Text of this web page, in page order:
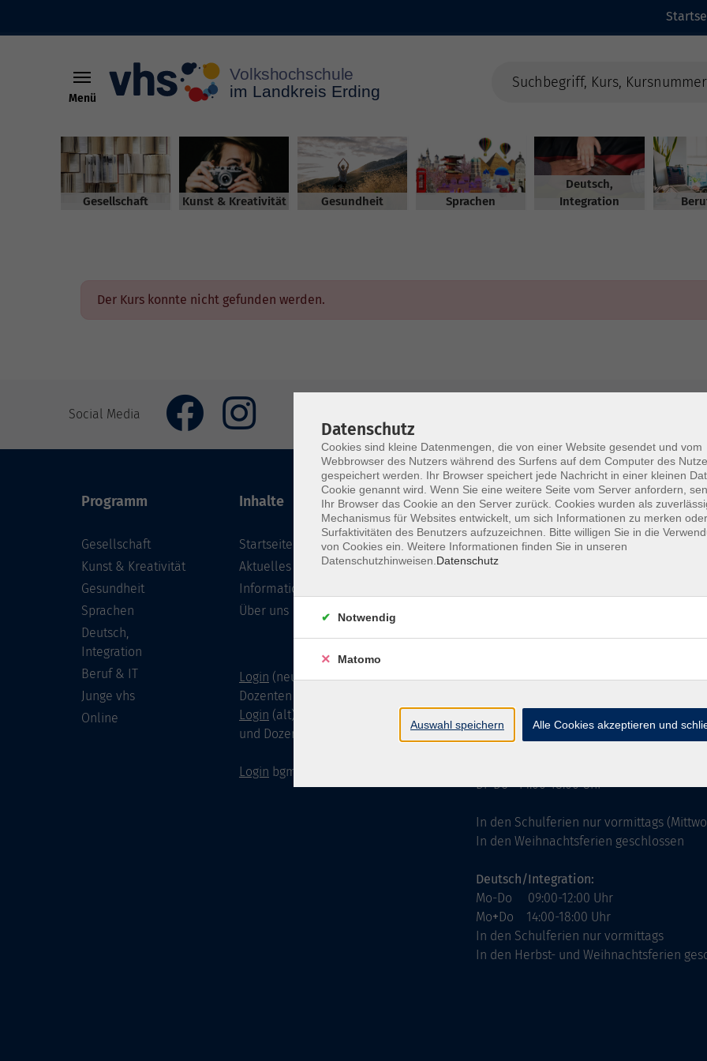
Menü
Gesellschaft Kunst & Kreativität Gesundheit Sprachen
Deutsch,
Integration
Der Kurs konnte nicht gefunden werden.
Social Media
Programm
Gesellschaft
Kunst & Kreativität
Gesundheit
Sprachen
Deutsch,
Integration
Beruf & IT
Junge vhs
Online
Inhalte
Startseite
Aktuelles
Informationen
Über uns
Login (neu) für Dozentinnen und
Dozenten
Login (alt) für Dozentinnen
und Dozenten
Login bgm-cloud
Volkshochschule im Lkr. Erding
Zweckverband Volkshochschule im Lkr.
Lethnerstr. 13
85435 ErdingGoogleMaps®
Servicezeiten
allgemein:
Di+Do 14:00-18:00 Uhr
In den Schulferien nur vormittags
In den Weihnachtsferien geschlossen
Deutsch/Integration:
Mo-Do 09:00-12:00 Uhr
Mo+Do 14:00-18:00 Uhr
In den Schulferien nur vormittags
In den Herbst- und Weihnachtsferien
Datenschutz
Cookies sind kleine Datenmengen, die von einer Website gesendet und vom
Webbrowser des Nutzers während des Surfens auf dem Computer des
gespeichert werden. Ihr Browser speichert jede Nachricht in einer kleinen
Cookie genannt wird. Wenn Sie eine weitere Seite vom Server anfordern,
Ihr Browser das Cookie an den Server zurück. Cookies wurden als
Mechanismus für Websites entwickelt, um sich Informationen zu merken
Surfaktivitäten des Benutzers aufzuzeichnen. Bitte willigen Sie in die
von Cookies ein. Weitere Informationen finden Sie in unseren
Datenschutzhinweisen. Datenschutz
Notwendig
Matomo
Auswahl speichern Alle Cookies akzeptieren und